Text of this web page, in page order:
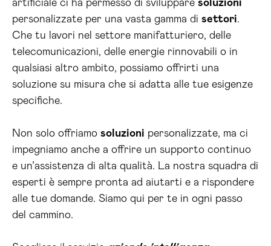
artificiale ci ha permesso di sviluppare soluzioni
personalizzate per una vasta gamma di settori.
Che tu lavori nel settore manifatturiero, delle
telecomunicazioni, delle energie rinnovabili o in
qualsiasi altro ambito, possiamo offrirti una
soluzione su misura che si adatta alle tue esigenze
specifiche.
Non solo offriamo soluzioni personalizzate, ma ci
impegniamo anche a offrire un supporto continuo
e un’assistenza di alta qualità. La nostra squadra di
esperti è sempre pronta ad aiutarti e a rispondere
alle tue domande. Siamo qui per te in ogni passo
del cammino.